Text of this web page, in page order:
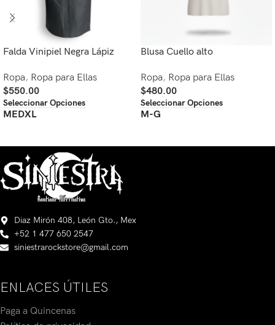
Falda Vinipiel Negra Lápiz
Ropa, Ropa para Ellas
$550.00
Seleccionar Opciones
MEDXL
Blusa Cuello alto
Ropa, Ropa para Ellas
$480.00
Seleccionar Opciones
M-G
Diaz Mirón 408, León Gto., Mex
+52 1 477 650 2547
siniestrarockstore@gmail.com
ENLACES ÚTILES
Paga a Quincenas